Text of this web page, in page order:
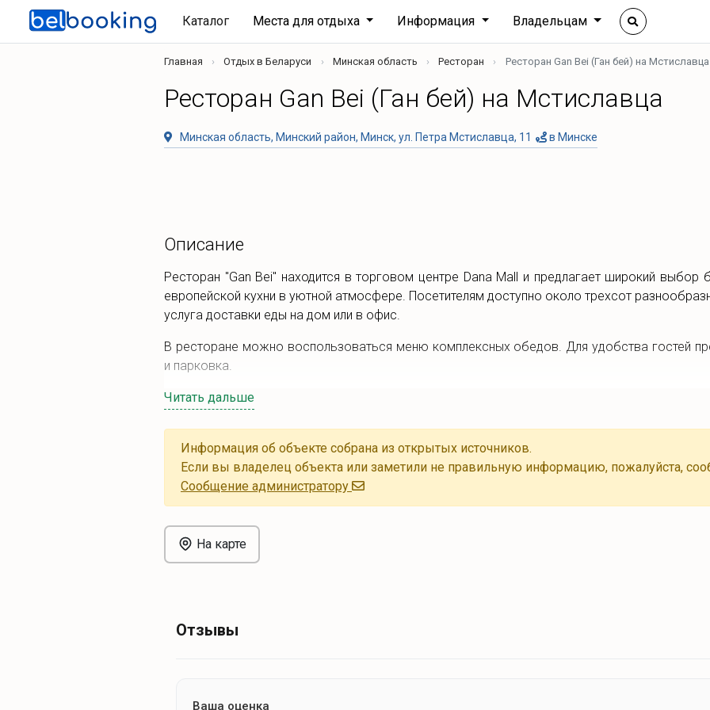
Каталог Места для отдыха Информация Владельцам
Главная Отдых в Беларуси Минская область Ресторан Ресторан Gan Bei (Ган бей) на Мстиславца
Ресторан Gan Bei (Ган бей) на Мстиславца
Минская область, Минский район, Минск, ул. Петра Мстиславца, 11 в Минске
Описание
Ресторан "Gan Bei" находится в торговом центре Dana Mall и предлагает широкий выбор
европейской кухни в уютной атмосфере. Посетителям доступно около трехсот
услуга доставки еды на дом или в офис.
В ресторане можно воспользоваться меню комплексных обедов. Для удобства гостей
и парковка.
Читать дальше
Информация об объекте собрана из открытых источников.
Если вы владелец объекта или заметили не правильную информацию, пожалуйста,
Cообщение администратору
На карте
Отзывы
Ваша оценка